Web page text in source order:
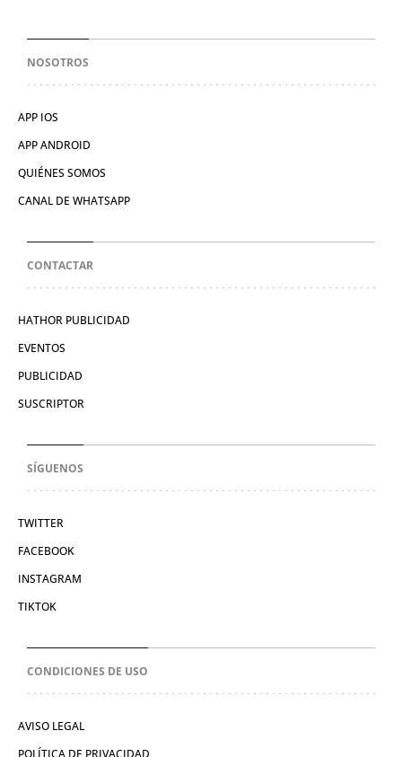
NOSOTROS
APP IOS
APP ANDROID
QUIÉNES SOMOS
CANAL DE WHATSAPP
CONTACTAR
HATHOR PUBLICIDAD
EVENTOS
PUBLICIDAD
SUSCRIPTOR
SÍGUENOS
TWITTER
FACEBOOK
INSTAGRAM
TIKTOK
CONDICIONES DE USO
AVISO LEGAL
POLÍTICA DE PRIVACIDAD